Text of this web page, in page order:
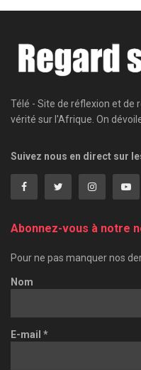
Télé - Site de réflexion et
vérité sur l'Afrique. On
Suivez nous en direct sur
Abonnez-vous à notre
Pour ne pas manquer nos
Nom
E-mail *